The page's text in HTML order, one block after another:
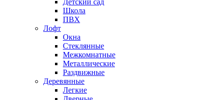
Детский сад
Школа
ПВХ
Лофт
Окна
Стеклянные
Межкомнатные
Металлические
Раздвижные
Деревянные
Легкие